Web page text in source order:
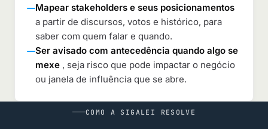
Mapear stakeholders e seus posicionamentos
a partir de discursos, votos e histórico, para
saber com quem falar e quando.
Ser avisado com antecedência quando algo se
mexe , seja risco que pode impactar o negócio
ou janela de influência que se abre.
COMO A SIGALEI RESOLVE